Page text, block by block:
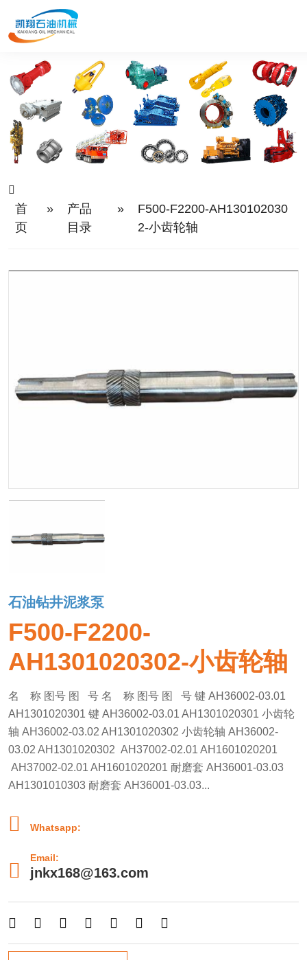
首
页
»
产品
目录
»
F500-F2200-AH130102030
2-小齿轮轴
石油钻井泥浆泵
F500-F2200-
AH1301020302-小齿轮轴
名 称 图号 图 号 名 称 图号 图 号 键 AH36002-03.01
AH1301020301 键 AH36002-03.01 AH1301020301 小齿轮
轴 AH36002-03.02 AH1301020302 小齿轮轴 AH36002-
03.02 AH1301020302 AH37002-02.01 AH1601020201
AH37002-02.01 AH1601020201 耐磨套 AH36001-03.03
AH1301010303 耐磨套 AH36001-03.03...
 Whatsapp:

Email:
jnkx168@163.com
      